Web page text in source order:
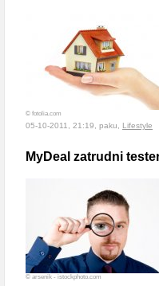
© fotolia.com
05-10-2011, 21:19, paku, Lifestyle
MyDeal zatrudni
© arsenik - istockphoto.com